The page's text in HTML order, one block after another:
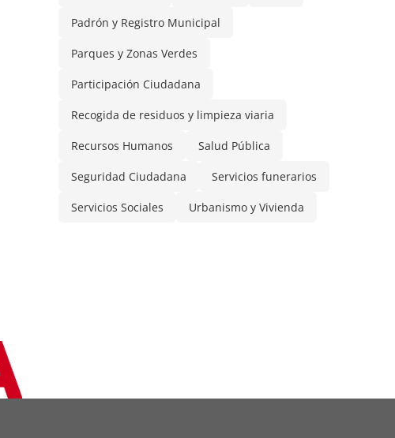
Padrón y Registro Municipal
Parques y Zonas Verdes
Participación Ciudadana
Recogida de residuos y limpieza viaria
Recursos Humanos Salud Pública
Seguridad Ciudadana Servicios funerarios
Servicios Sociales Urbanismo y Vivienda